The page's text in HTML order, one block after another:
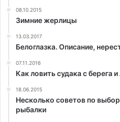
08.10.2015
Зимние жерлицы
13.03.2017
Белоглазка. Описание,
07.11.2016
Как ловить судака с берега
18.06.2015
Несколько советов по
рыбалки